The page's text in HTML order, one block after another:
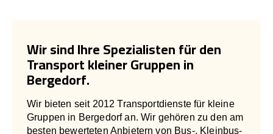
Wir sind Ihre Spezialisten für den
Transport kleiner Gruppen in
Bergedorf.
Wir bieten seit 2012 Transportdienste für kleine
Gruppen in Bergedorf an. Wir gehören zu den am
besten bewerteten Anbietern von Bus-, Kleinbus-